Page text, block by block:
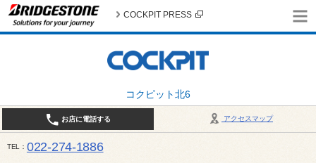
コクピット北6
COCKPIT PRESS
アクセスマップ
お店に電話する
TEL 022-274-1886